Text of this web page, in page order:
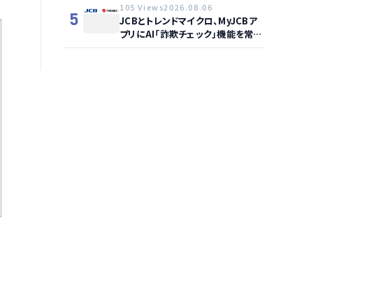
5
105 Views2026.08.06
JCBとトレンドマイクロ、MyJCBア
プリにAI「詐欺チェック」機能を常設
し不正対策を強化